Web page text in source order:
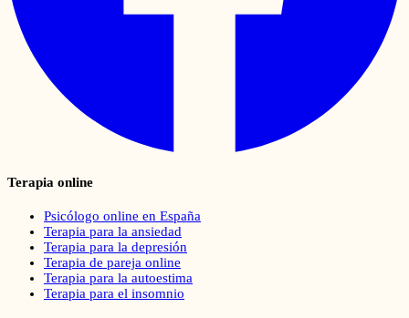
Terapia online
Psicólogo online en España
Terapia para la ansiedad
Terapia para la depresión
Terapia de pareja online
Terapia para la autoestima
Terapia para el insomnio